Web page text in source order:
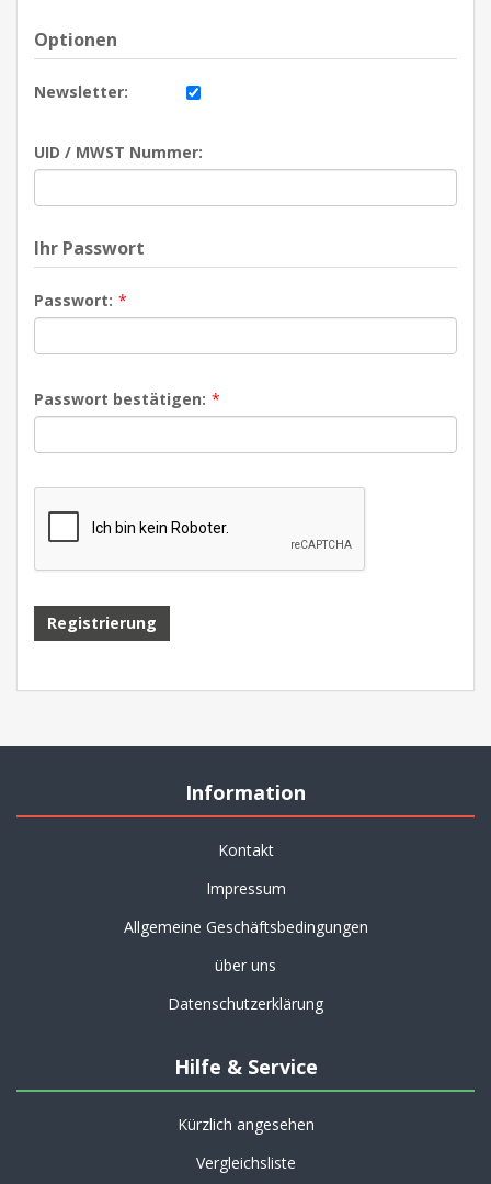
Optionen
Newsletter:
UID / MWST Nummer:
Ihr Passwort
Passwort: *
Passwort bestätigen: *
Information
Kontakt
Impressum
Allgemeine Geschäftsbedingungen
über uns
Datenschutzerklärung
Hilfe & Service
Kürzlich angesehen
Vergleichsliste